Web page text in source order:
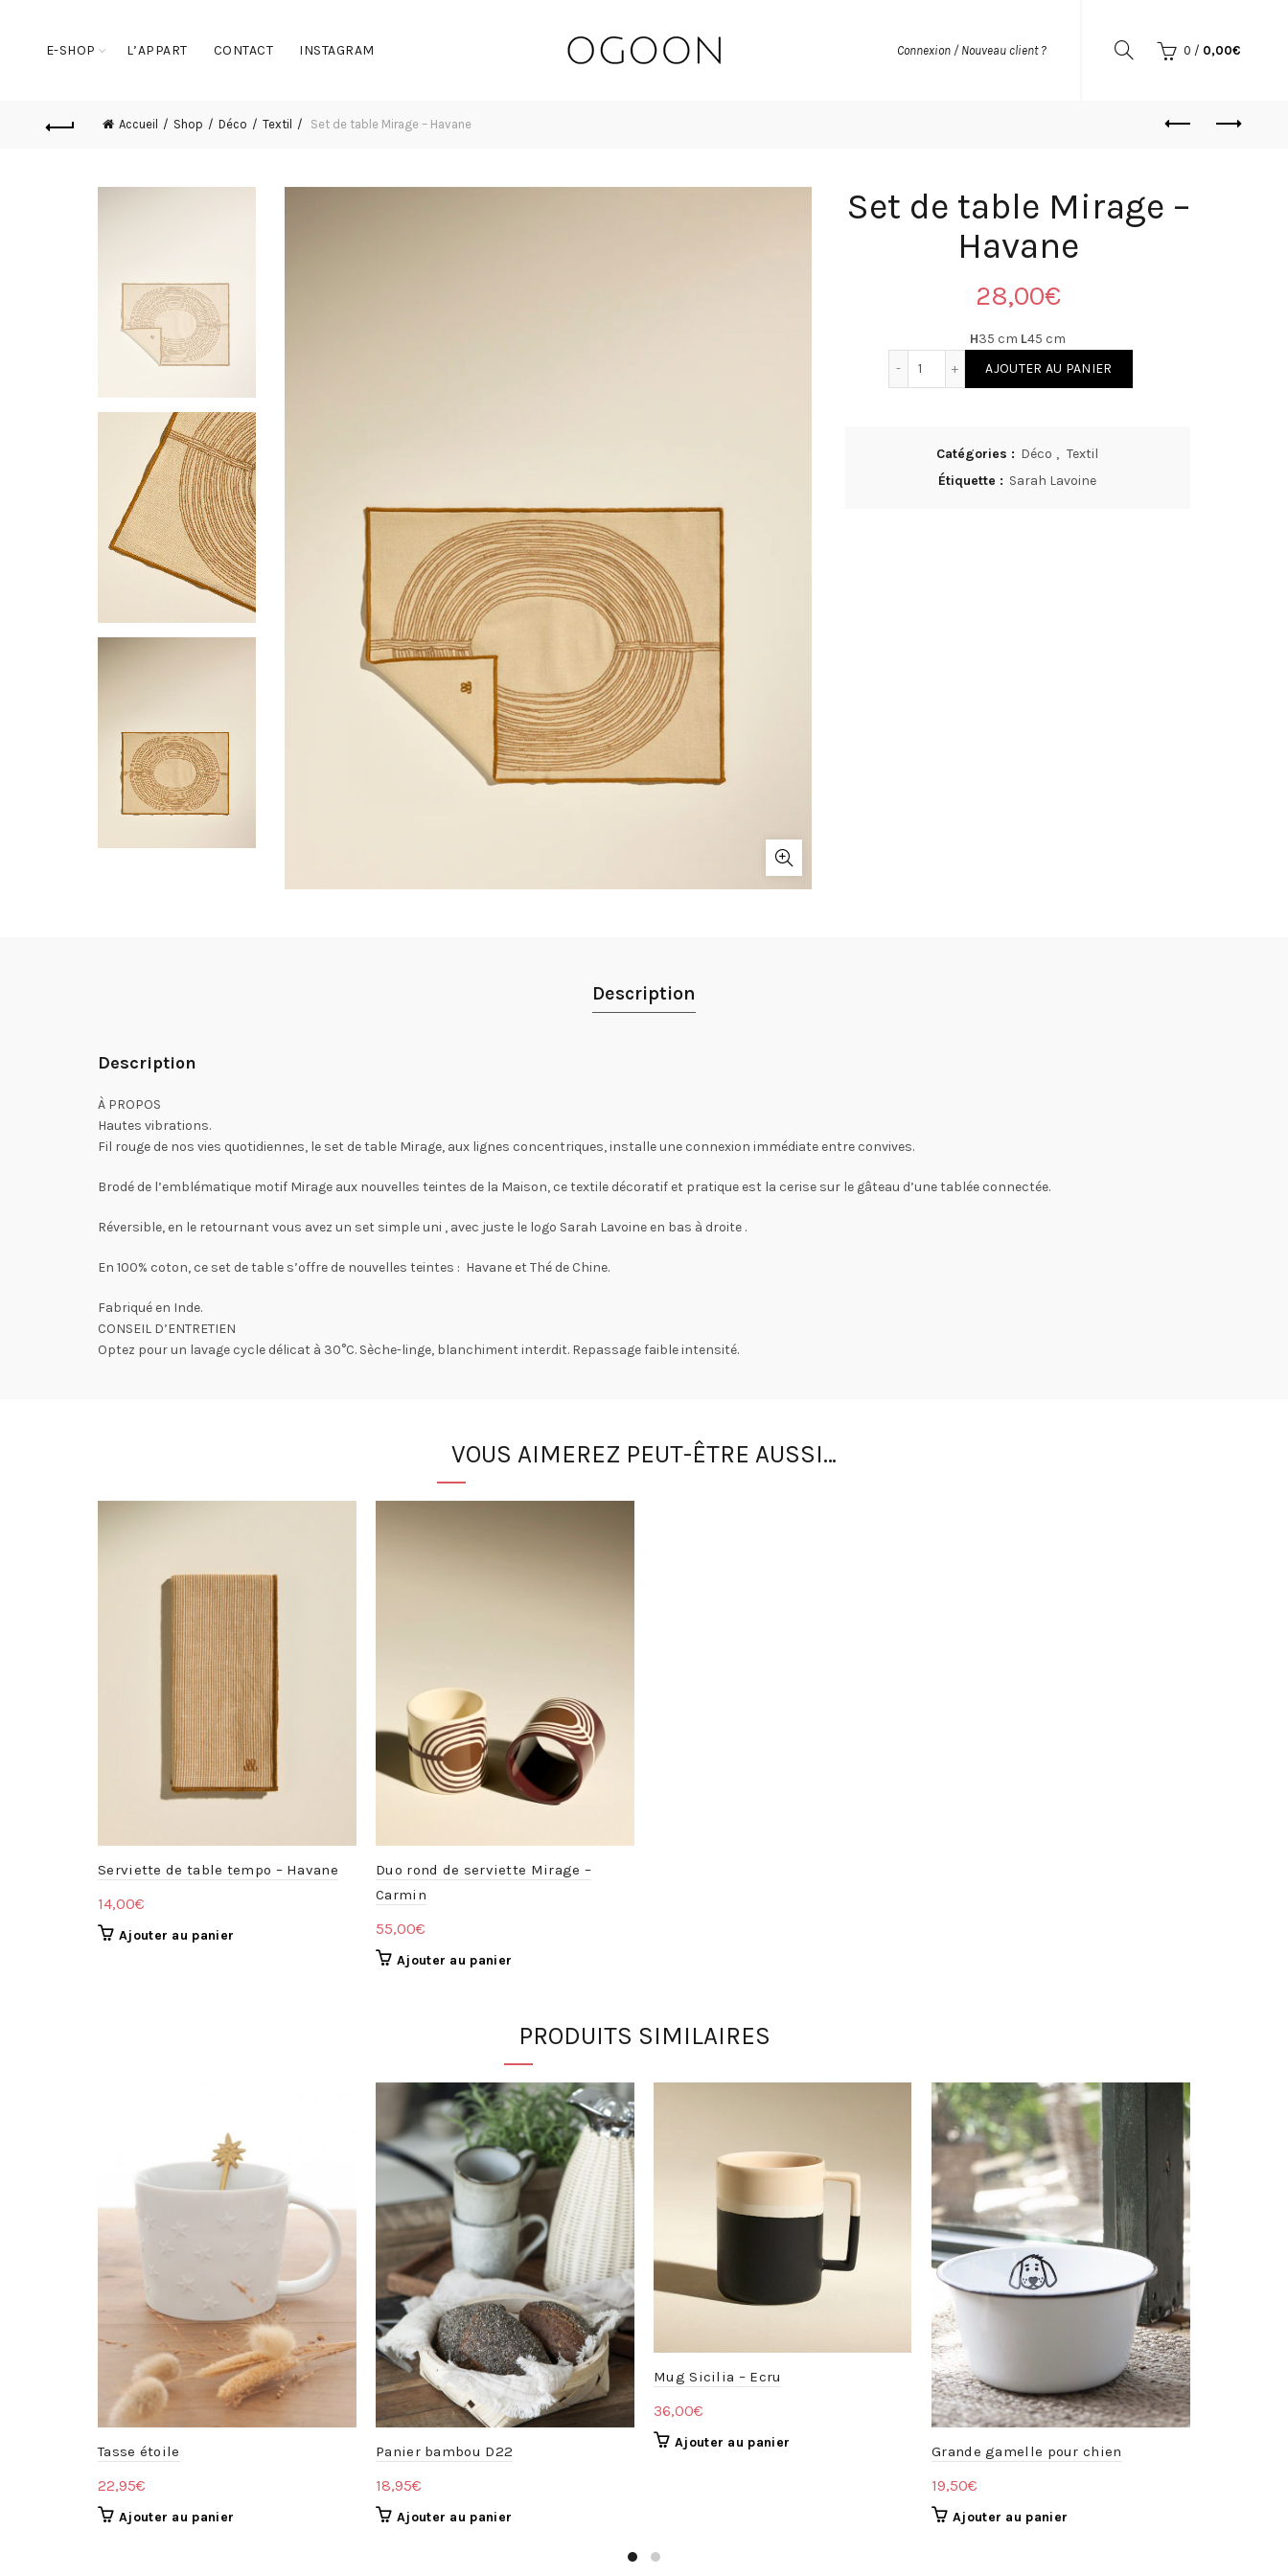
E-SHOP L’APPART CONTACT INSTAGRAM Connexion / Nouveau client ? 0 / 0,00€
Accueil Shop Déco Textil Set de table Mirage – Havane
Set de table Mirage –
Havane
28,00€
H35 cm L45 cm
AJOUTER AU PANIER
Catégories : Déco , Textil
Étiquette : Sarah Lavoine
Description
Description
À PROPOS
Hautes vibrations.
Fil rouge de nos vies quotidiennes, le set de table Mirage, aux lignes concentriques, installe une connexion immédiate entre convives.
Brodé de l’emblématique motif Mirage aux nouvelles teintes de la Maison, ce textile décoratif et pratique est la cerise sur le gâteau d’une tablée connectée.
Réversible, en le retournant vous avez un set simple uni , avec juste le logo Sarah Lavoine en bas à droite .
En 100% coton, ce set de table s’offre de nouvelles teintes : Havane et Thé de Chine.
Fabriqué en Inde.
CONSEIL D’ENTRETIEN
Optez pour un lavage cycle délicat à 30°C. Sèche-linge, blanchiment interdit. Repassage faible intensité.
VOUS AIMEREZ PEUT-ÊTRE AUSSI…
Serviette de table tempo – Havane
14,00€
Ajouter au panier
Duo rond de serviette Mirage –
Carmin
55,00€
Ajouter au panier
PRODUITS SIMILAIRES
Tasse étoile
22,95€
Ajouter au panier
Panier bambou D22
18,95€
Ajouter au panier
Mug Sicilia – Ecru
36,00€
Ajouter au panier
Grande gamelle pour chien
19,50€
Ajouter au panier